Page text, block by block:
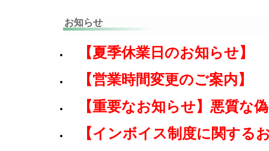
お知らせ
【夏季休業日のお知らせ】
【営業時間変更のご案内】
【重要なお知らせ】悪質な
【インボイス制度に関する